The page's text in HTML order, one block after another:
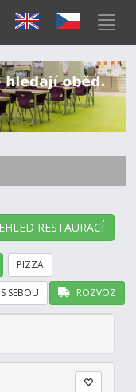
RESTAURACÍ
PIZZA
ROZVOZ
S SEBOU